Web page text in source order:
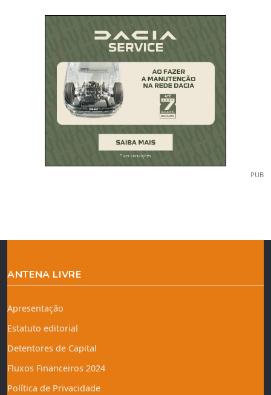
PUB
ANTENA LIVRE
Apresentação
Estatuto editorial
Detentores de Capital
Fluxos Financeiros 2024
Política de Privacidade